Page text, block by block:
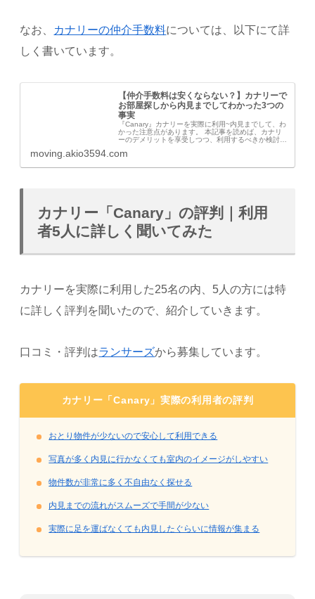
なお、 カナリーの仲介手数料については、以下にて詳
しく書いています。
【仲介手数料は安くならない？】カナリーで
お部屋探しから内見までしてわかった3つの
事実
『Canary』カナリーを実際に利用~内見までして、わ
かった注意点があります。 本記事を読めば、カナリ
ーのデメリットを享受しつつ、利用するべきか検討で
moving.akio3594.com
カナリー「Canary」の評判｜利用
者5人に詳しく聞いてみた
カナリーを実際に利用した25名の内、5人の方には特
に詳しく評判を聞いたので、紹介していきます。
口コミ・評判はランサーズから募集しています。
カナリー「Canary」実際の利用者の評判
おとり物件が少ないので安心して利用できる
写真が多く内見に行かなくても室内のイメージがしやすい
物件数が非常に多く不自由なく探せる
内見までの流れがスムーズで手間が少ない
実際に足を運ばなくても内見したぐらいに情報が集まる